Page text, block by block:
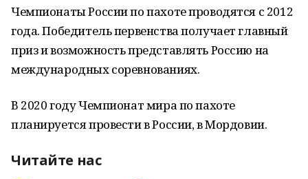
Чемпионаты России по пахоте проводятся с 2012
года. Победитель первенства получает главный
приз и возможность представлять Россию на
международных соревнованиях.
В 2020 году Чемпионат мира по пахоте
планируется провести в России, в Мордовии.
Читайте нас